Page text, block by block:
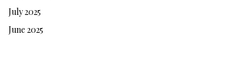
July 2025
June 2025